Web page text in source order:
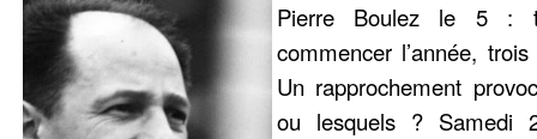
Pierre Boulez le 5 :
commencer l’année,
Un rapprochement
ou lesquels ? Samedi